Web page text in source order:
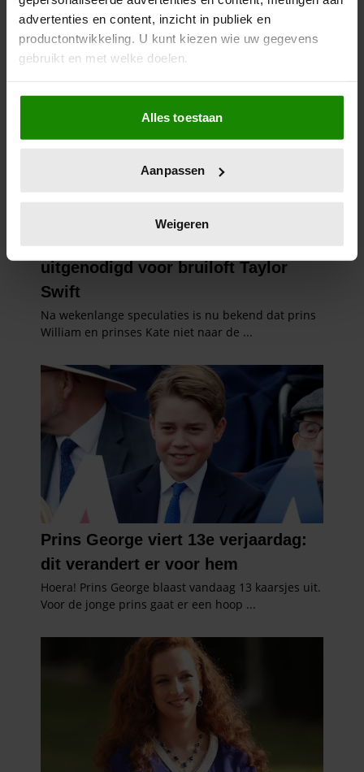
advertenties en content, inzicht in publiek en
productontwikkeling. U kunt kiezen wie uw gegevens
gebruikt en met welke doelen.
Als u het toestaat, willen we ook graag:
Informatie verzamelen over uw geografische
locatie, die tot een paar meter nauwkeurig kan zijn
scannen op specifieke eigenschappen (fingerprinting)
verwerkt en stel uw voorkeuren in het
intrekken in de Cookieverklaring.
We gebruiken cookies om content en advertenties te
personaliseren, om functies voor social media te bieden
en om ons websiteverkeer te analyseren. Ook delen we
partners voor social media, adverteren en analyse. Deze
partners kunnen deze gegevens combineren met andere
informatie die u aan ze heeft verstrekt of die ze hebben
verzameld op basis van uw gebruik van hun services. U
gaat akkoord met onze cookies als u onze website blijft
gebruiken.
Alles toestaan
Aanpassen
Weigeren